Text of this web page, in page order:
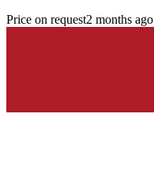
Price on request2 months ago